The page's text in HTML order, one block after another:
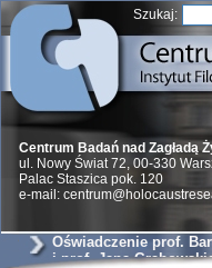
Szukaj:
Centrum Badań nad Zagładą
ul. Nowy Świat 72, 00-330
Palac Staszica pok. 120
e-mail:
Oświadczenie prof.
i prof. Jana